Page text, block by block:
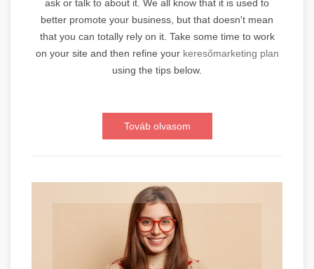
ask or talk to about it. We all know that it is used to
better promote your business, but that doesn't mean
that you can totally rely on it. Take some time to work
on your site and then refine your keresőmarketing plan
using the tips below.
Továb olvasom